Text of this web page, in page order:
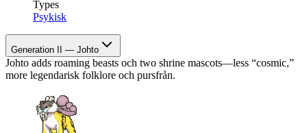
Types
Psykisk
Generation II — Johto
Johto adds roaming beasts och two shrine mascots—less “cosmic,”
more legendarisk folklore och pursfrån.